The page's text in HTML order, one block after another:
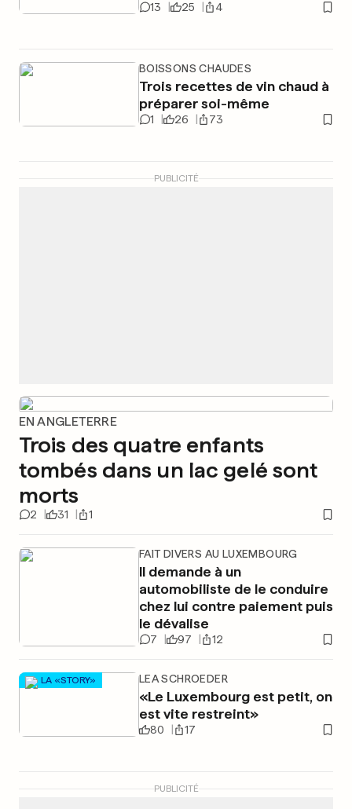
13 25 4
BOISSONS CHAUDES
Trois recettes de vin chaud à
préparer soi-même
1 26 73
PUBLICITÉ
EN ANGLETERRE
Trois des quatre enfants
tombés dans un lac gelé sont
morts
2 31 1
FAIT DIVERS AU LUXEMBOURG
Il demande à un
automobiliste de le conduire
chez lui contre paiement puis
le dévalise
7 97 12
LA «STORY» LEA SCHROEDER
«Le Luxembourg est petit, on
est vite restreint»
80 17
PUBLICITÉ